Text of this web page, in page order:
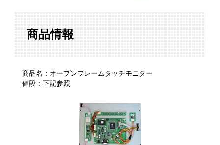
商品情報
商品名：オープンフレームタッチモニター
値段：下記参照